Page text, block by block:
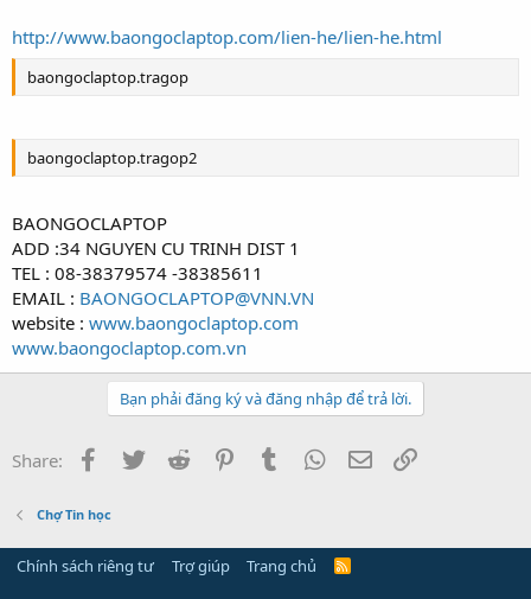
http://www.baongoclaptop.com/lien-he/lien-he.html
baongoclaptop.tragop
baongoclaptop.tragop2
BAONGOCLAPTOP
ADD :34 NGUYEN CU TRINH DIST 1
TEL : 08-38379574 -38385611
EMAIL : BAONGOCLAPTOP@VNN.VN
website : www.baongoclaptop.com
www.baongoclaptop.com.vn
Bạn phải đăng ký và đăng nhập để trả lời.
Share: Facebook
Twitter Reddit PinterestTumblr WhatsApp
Email
Chợ Tin học
Chính sách riêng tư Trợ giúp Trang chủ
R